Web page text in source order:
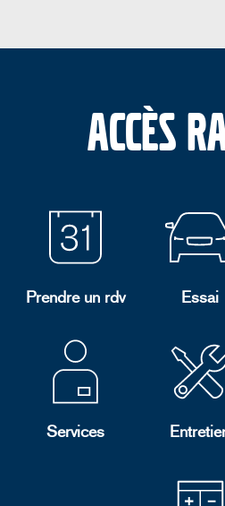
Accès
Prendre un rdv Essai
Services